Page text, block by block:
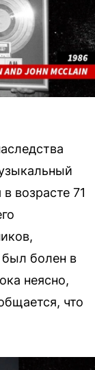
возрасте 71
болен в
неясно,
что